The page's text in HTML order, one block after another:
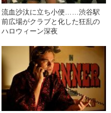
流血沙汰に立ち小便……渋谷駅
前広場がクラブと化した狂乱の
ハロウィーン深夜